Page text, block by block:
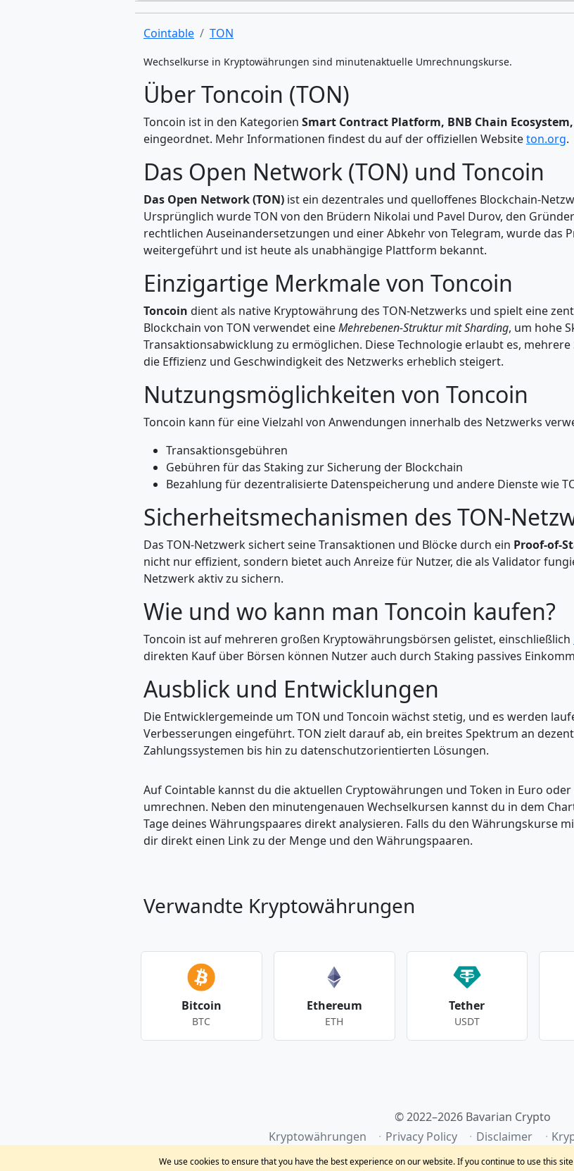
Cointable TON
Wechselkurse in Kryptowährungen sind minutenaktuelle Umrechnungskurse.
Über Toncoin (TON)
Toncoin ist in den Kategorien Smart Contract Platform, BNB Chain
eingeordnet. Mehr Informationen findest du auf der offiziellen Websiteton.org.
Das Open Network (TON) und Toncoin
Das Open Network (TON) ist ein dezentrales und quelloffenes Blockchain-
Ursprünglich wurde TON von den Brüdern Nikolai und Pavel Durov, den
rechtlichen Auseinandersetzungen und einer Abkehr von Telegram, wurde das
weitergeführt und ist heute als unabhängige Plattform bekannt.
Einzigartige Merkmale von Toncoin
Toncoin dient als native Kryptowährung des TON-Netzwerks und spielt eine
Blockchain von TON verwendet eineMehrebenen-Struktur mit Sharding, um hohe
Transaktionsabwicklung zu ermöglichen. Diese Technologie erlaubt es,
die Effizienz und Geschwindigkeit des Netzwerks erheblich steigert.
Nutzungsmöglichkeiten von Toncoin
Toncoin kann für eine Vielzahl von Anwendungen innerhalb des Netzwerks
Transaktionsgebühren
Gebühren für das Staking zur Sicherung der Blockchain
Bezahlung für dezentralisierte Datenspeicherung und andere Dienste wie
Sicherheitsmechanismen des TON-
Das TON-Netzwerk sichert seine Transaktionen und Blöcke durch ein Proof-of-
nicht nur effizient, sondern bietet auch Anreize für Nutzer, die als Validator
Netzwerk aktiv zu sichern.
Wie und wo kann man Toncoin kaufen?
Toncoin ist auf mehreren großen Kryptowährungsbörsen gelistet, einschließlich
direkten Kauf über Börsen können Nutzer auch durch Staking passives
Ausblick und Entwicklungen
Die Entwicklergemeinde um TON und Toncoin wächst stetig, und es werden
Verbesserungen eingeführt. TON zielt darauf ab, ein breites Spektrum an
Zahlungssystemen bis hin zu datenschutzorientierten Lösungen.
Auf Cointable kannst du die aktuellen Cryptowährungen und Token in Euro
umrechnen. Neben den minutengenauen Wechselkursen kannst du in dem
Tage deines Währungspaares direkt analysieren. Falls du den Währungskurse
dir direkt einen Link zu der Menge und den Währungspaaren.
Verwandte Kryptowährungen
Bitcoin
BTC
Ethereum
ETH
Tether
USDT
© 2022–2026 Bavarian Crypto
Kryptowährungen
Privacy Policy Disclaimer
We use cookies to ensure that you have the best experience on our website. If you continue to use this